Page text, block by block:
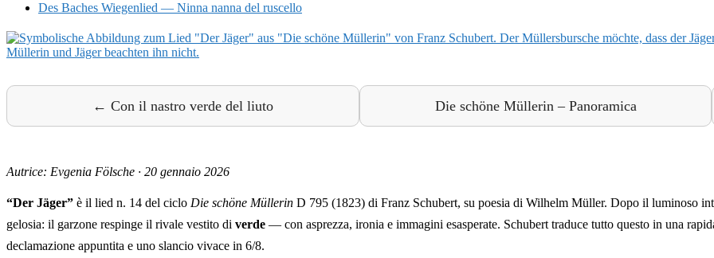
Des Baches Wiegenlied — Ninna nanna del ruscello
← Con il nastro verde del liuto Die schöne Müllerin – Panoramica
Autrice: Evgenia Fölsche · 20 gennaio 2026
“Der Jäger” è il lied n. 14 del ciclo Die schöne Müllerin D 795 (1823) di Franz Schubert, su poesia di Wilhelm Müller. Dopo il luminoso
gelosia: il garzone respinge il rivale vestito di verde — con asprezza, ironia e immagini esasperate. Schubert traduce tutto questo in una
declamazione appuntita e uno slancio vivace in 6/8.